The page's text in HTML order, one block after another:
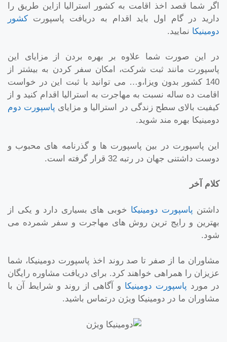
اگر شما قصد اخذ اقامت به کشور استرالیا ازاین طریق را
دارید در گام اول باید اقدام به دریافت پاسپورت کشور
دومینیکا نمایید.
در این صورت شما علاوه بر بهره بردن از مزایای این
پاسپورت مانند ثبت شرکت، امکان سفر کردن به بیشتر از
140 کشور بدون ویزا،و… می توانید با ثبت این در خواست
اقامت ده ساله نسبت به مهاجرت به استرالیا اقدام کنید و از
کیفیت بالای سطح زندگی در استرالیا و مزایای پاسپورت دوم
دومینیکا بهره مند شوید.
این پاسپورت در بین پاسپورت ها و گذرنامه های محبوب و
دوست داشتنی جهان در رتبه 32 قرار گرفته است.
کلام آخر
داشتن پاسپورت دومینیکا خوبی های بسیاری دارد و یکی از
بهترین و رایج ترین روش های مهاجرت و سفر شمرده می
شود.
مشاوران ما از صفر تا صد روند اخذ پاسپورت دومینیکا، شما
عزیزان را همراهی خواهند کرد. برای دریافت مشاوره رایگان
در مورد پاسپورت دومینیکا و آگاهی از روند و شرایط آن با
مشاوران ما در دومینیکا ویژن درتماس باشید.